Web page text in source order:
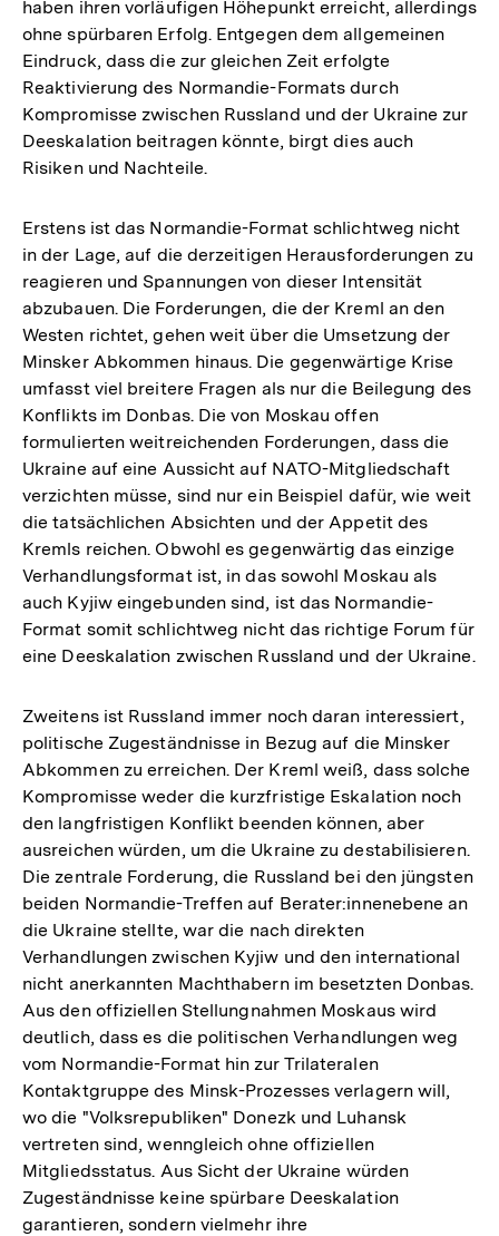
haben ihren vorläufigen Höhepunkt erreicht, allerdings
ohne spürbaren Erfolg. Entgegen dem allgemeinen
Eindruck, dass die zur gleichen Zeit erfolgte
Reaktivierung des Normandie-Formats durch
Kompromisse zwischen Russland und der Ukraine zur
Deeskalation beitragen könnte, birgt dies auch
Risiken und Nachteile.
Erstens ist das Normandie-Format schlichtweg nicht
in der Lage, auf die derzeitigen Herausforderungen zu
reagieren und Spannungen von dieser Intensität
abzubauen. Die Forderungen, die der Kreml an den
Westen richtet, gehen weit über die Umsetzung der
Minsker Abkommen hinaus. Die gegenwärtige Krise
umfasst viel breitere Fragen als nur die Beilegung des
Konflikts im Donbas. Die von Moskau offen
formulierten weitreichenden Forderungen, dass die
Ukraine auf eine Aussicht auf NATO-Mitgliedschaft
verzichten müsse, sind nur ein Beispiel dafür, wie weit
die tatsächlichen Absichten und der Appetit des
Kremls reichen. Obwohl es gegenwärtig das einzige
Verhandlungsformat ist, in das sowohl Moskau als
auch Kyjiw eingebunden sind, ist das Normandie-
Format somit schlichtweg nicht das richtige Forum für
eine Deeskalation zwischen Russland und der Ukraine.
Zweitens ist Russland immer noch daran interessiert,
politische Zugeständnisse in Bezug auf die Minsker
Abkommen zu erreichen. Der Kreml weiß, dass solche
Kompromisse weder die kurzfristige Eskalation noch
den langfristigen Konflikt beenden können, aber
ausreichen würden, um die Ukraine zu destabilisieren.
Die zentrale Forderung, die Russland bei den jüngsten
beiden Normandie-Treffen auf Berater:innenebene an
die Ukraine stellte, war die nach direkten
Verhandlungen zwischen Kyjiw und den international
nicht anerkannten Machthabern im besetzten Donbas.
Aus den offiziellen Stellungnahmen Moskaus wird
deutlich, dass es die politischen Verhandlungen weg
vom Normandie-Format hin zur Trilateralen
Kontaktgruppe des Minsk-Prozesses verlagern will,
wo die "Volksrepubliken" Donezk und Luhansk
vertreten sind, wenngleich ohne offiziellen
Mitgliedsstatus. Aus Sicht der Ukraine würden
Zugeständnisse keine spürbare Deeskalation
garantieren, sondern vielmehr ihre